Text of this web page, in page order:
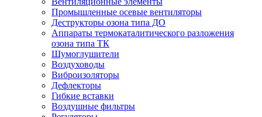
Промышленные осевые вентиляторы
Деструкторы озона типа ДО
Аппараты термокаталитического разложения
озона типа ТК
Шумоглушители
Воздуховоды
Виброизоляторы
Дефлекторы
Гибкие вставки
Воздушные фильтры